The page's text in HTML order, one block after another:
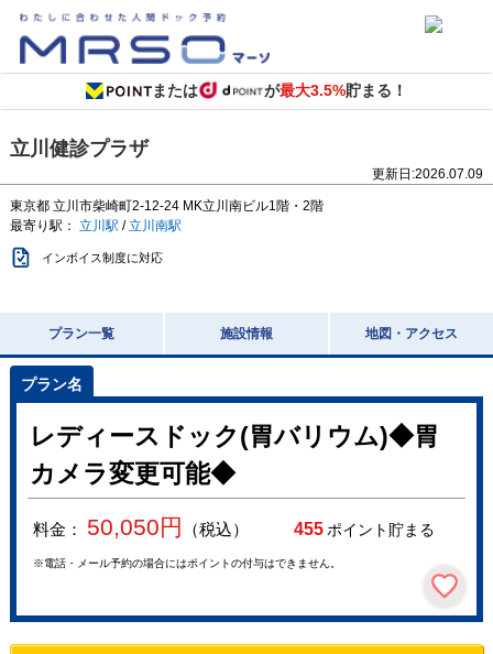
または が最大3.5%貯まる！
立川健診プラザ
更新日:2026.07.09
東京都 立川市柴崎町2-12-24 MK立川南ビル1階・2階
最寄り駅： 立川駅 /立川南駅
インボイス制度に対応
プラン一覧 施設情報 地図・アクセス
レディースドック(胃バリウム)◆胃
カメラ変更可能◆
料金： 50,050円 （税込） 455ポイント貯まる
※電話・メール予約の場合にはポイントの付与はできません。